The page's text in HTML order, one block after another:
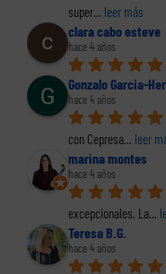
super... leer más
clara cabo esteve
hace 4 años
Gonzalo Garcia-
hace 4 años
con Cepresa... leer
marina montes
hace 4 años
excepcionales. La...
Teresa B.G.
hace 4 años